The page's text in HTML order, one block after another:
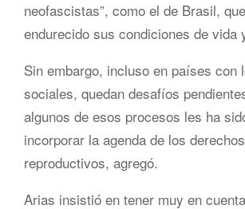
neofascistas”, como el de Brasil,
endurecido sus condiciones de vida
Sin embargo, incluso en países con
sociales, quedan desafíos
algunos de esos procesos les ha
incorporar la agenda de los
reproductivos, agregó.
Arias insistió en tener muy en